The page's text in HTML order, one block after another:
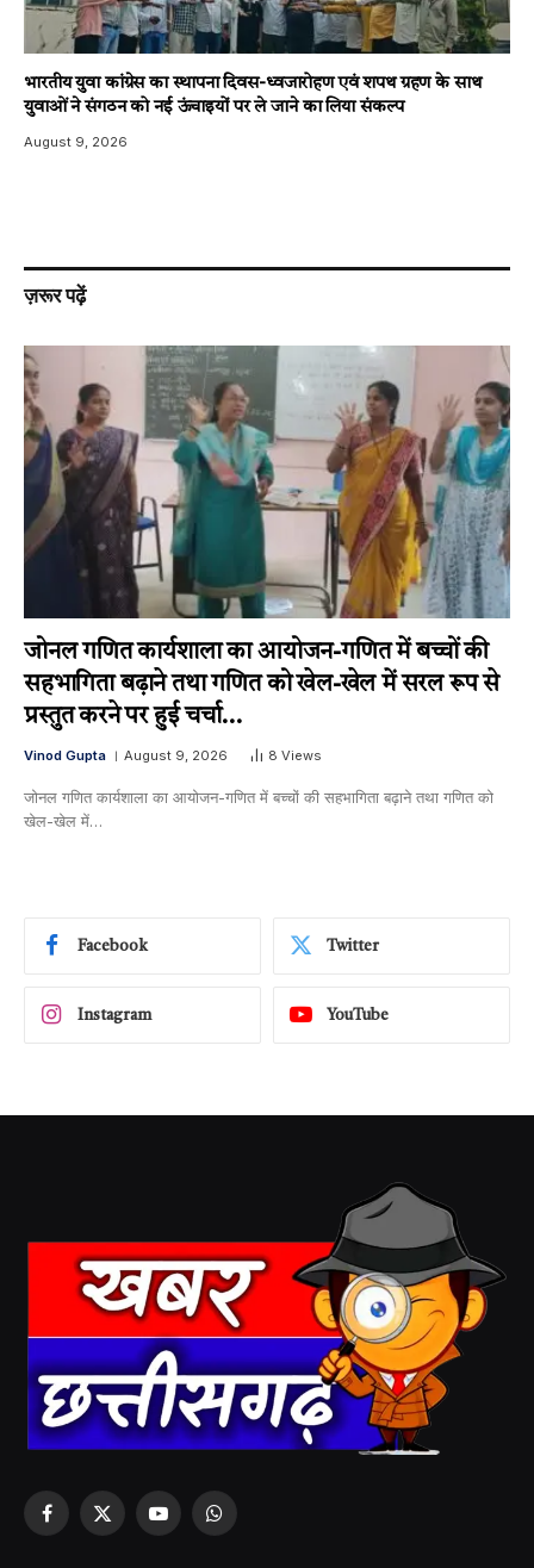
भारतीय युवा कांग्रेस का स्थापना दिवस-ध्वजारोहण एवं शपथ ग्रहण के साथ
युवाओं ने संगठन को नई ऊंचाइयों पर ले जाने का लिया संकल्प
August 9, 2026
ज़रूर पढ़ें
जोनल गणित कार्यशाला का आयोजन-गणित में बच्चों की
सहभागिता बढ़ाने तथा गणित को खेल-खेल में सरल रूप से
प्रस्तुत करने पर हुई चर्चा…
Vinod Gupta August 9, 2026 8 Views
जोनल गणित कार्यशाला का आयोजन-गणित में बच्चों की सहभागिता बढ़ाने तथा गणित को
खेल-खेल में…
Facebook Twitter
Instagram YouTube
Facebook
X
YouTubeWhatsApp